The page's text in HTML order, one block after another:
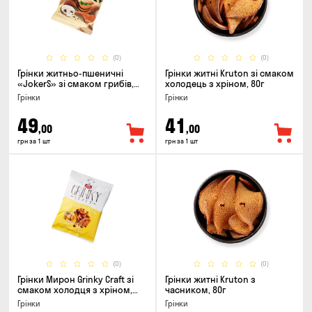
(0)
Грінки житньо-пшеничні
«JokerS» зі смаком грибів,
80г
Грінки
49,00
грн за 1 шт
(0)
Грінки житні Kruton зі смаком
холодець з хріном, 80г
Грінки
41 ,00
грн за 1 шт
(0)
Грінки Мирон Grinky Craft зі
смаком холодця з хріном,
100г
Грінки
(0)
Грінки житні Kruton з
часником, 80г
Грінки